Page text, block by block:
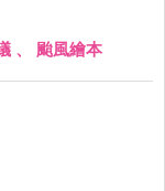
、 颱風繪本